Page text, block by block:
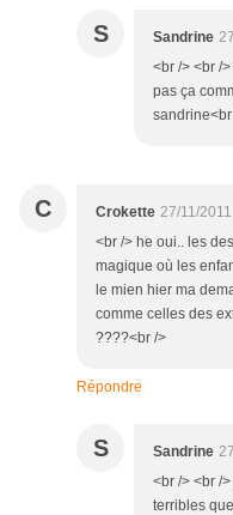
S Sandrine
<br /> <br /
pas ça
sandrine<br
C Crokette 27/11/
<br /> he oui.. les
magique où les
le mien hier ma
comme celles des
????<br />
Répondre
S Sandrine
<br /> <br /
terribles